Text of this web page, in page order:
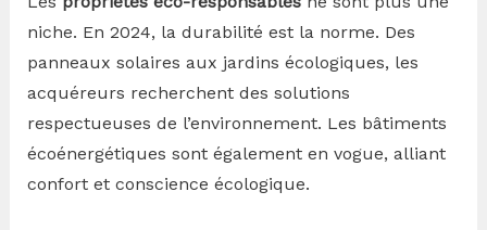
niche. En 2024, la durabilité est la norme. Des
panneaux solaires aux jardins écologiques, les
acquéreurs recherchent des solutions
respectueuses de l’environnement. Les bâtiments
écoénergétiques sont également en vogue, alliant
confort et conscience écologique.